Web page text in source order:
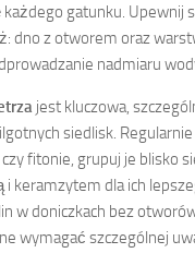
gatunku. Upewnij
dno z otworem oraz
nadmiaru
jest kluczowa,
siedlisk.
fitonie, grupuj je blisko
i keramzytem dla ich
w doniczkach bez
wymagać szczególnej